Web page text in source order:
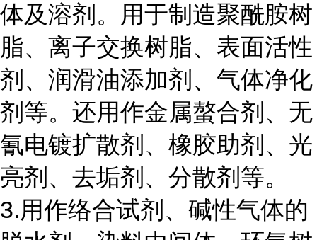
体及溶剂。用于制造聚酰胺树
脂、离子交换树脂、表面活性
剂、润滑油添加剂、气体净化
剂等。还用作金属螯合剂、无
氰电镀扩散剂、橡胶助剂、光
亮剂、去垢剂、分散剂等。
3.用作络合试剂、碱性气体的